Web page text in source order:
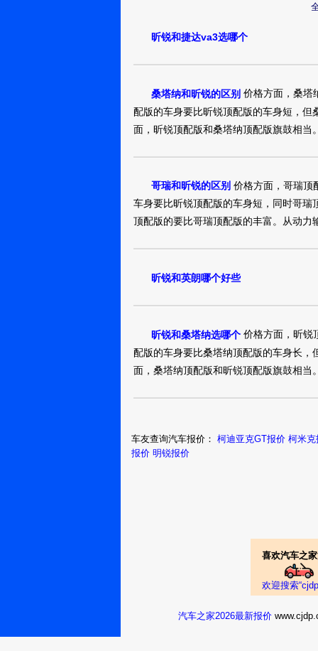
hmc_9f9d2637867
裸车提车价：7.1万元
丨晨曦丨灬源
缘
裸车提车价：7.69万
王小路
裸车提车价：6.3万元
猛禽05
裸车提车价： 6.2万
裸车提车价：7.89万
购车时间：
2016年10月
6.7万
昕锐和捷达va3选哪个
桑塔纳和昕锐的区别 价格方面，桑塔
配版的车身要比昕锐顶配版的车身短，
面，昕锐顶配版和桑塔纳顶配版旗鼓相
哥瑞和昕锐的区别 价格方面，哥瑞顶
车身要比昕锐顶配版的车身短，同时哥
顶配版的要比哥瑞顶配版的丰富。从动
昕锐和英朗哪个好些
昕锐和桑塔纳选哪个 价格方面，昕锐
配版的车身要比桑塔纳顶配版的车身长
面，桑塔纳顶配版和昕锐顶配版旗鼓相
车友查询汽车报价： 柯迪亚克GT报价 柯米克
报价 明锐报价
喜欢汽车之
欢迎搜索
汽车之家2026最新报价